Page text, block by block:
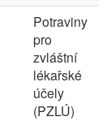
Potraviny
pro
zvláštní
lékařské
účely
(PZLÚ)